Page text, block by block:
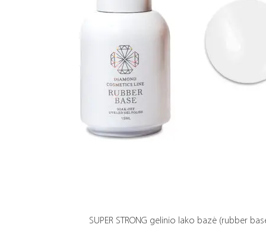
SUPER STRONG gelinio lako bazė (rubber